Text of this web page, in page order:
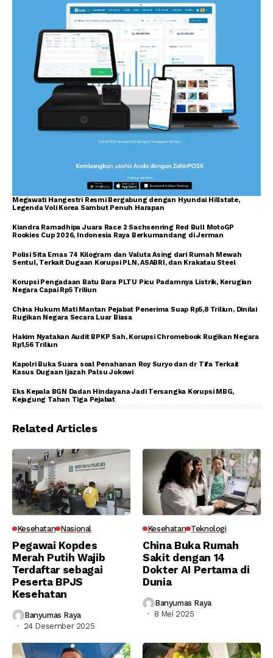
Megawati Hangestri Resmi Bergabung dengan Hyundai Hillstate,
Legenda Voli Korea Sambut Penuh Harapan
Kiandra Ramadhipa Juara Race 2 Sachsenring Red Bull MotoGP
Rookies Cup 2026, Indonesia Raya Berkumandang di Jerman
Polisi Sita Emas 74 Kilogram dan Valuta Asing dari Rumah Mewah
Sentul, Terkait Dugaan Korupsi PLN, ASABRI, dan Krakatau Steel
Korupsi Pengadaan Batu Bara PLTU Picu Padamnya Listrik, Kerugian
Negara Capai Rp5 Triliun
China Hukum Mati Mantan Pejabat Penerima Suap Rp5,8 Triliun, Dinilai
Rugikan Negara Secara Luar Biasa
Hakim Nyatakan Audit BPKP Sah, Korupsi Chromebook Rugikan Negara
Rp1,56 Triliun
Kapolri Buka Suara soal Penahanan Roy Suryo dan dr Tifa Terkait
Kasus Dugaan Ijazah Palsu Jokowi
Eks Kepala BGN Dadan Hindayana Jadi Tersangka Korupsi MBG,
Kejagung Tahan Tiga Pejabat
Related Articles
Kesehatan Nasional
Pegawai Kopdes
Merah Putih Wajib
Terdaftar sebagai
Peserta BPJS
Kesehatan
Banyumas Raya
24 Desember 2025
Kesehatan Teknologi
China Buka Rumah
Sakit dengan 14
Dokter AI Pertama di
Dunia
Banyumas Raya
8 Mei 2025